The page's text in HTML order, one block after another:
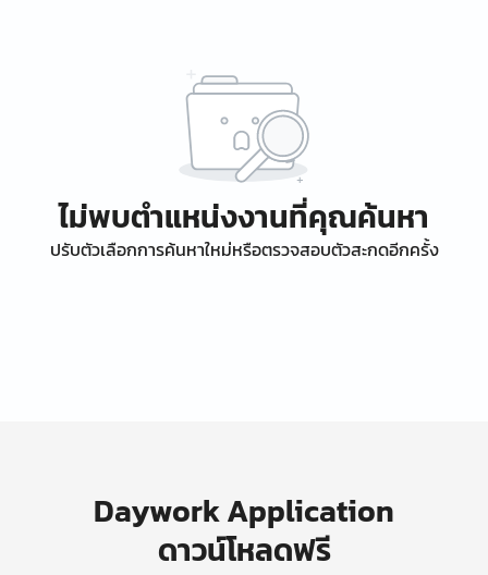
ไม่พบตำแหน่งงานที่คุณค้นหา
ปรับตัวเลือกการค้นหาใหม่หรือตรวจสอบตัวสะกดอีกครั้ง
Daywork Application
ดาวน์โหลดฟรี